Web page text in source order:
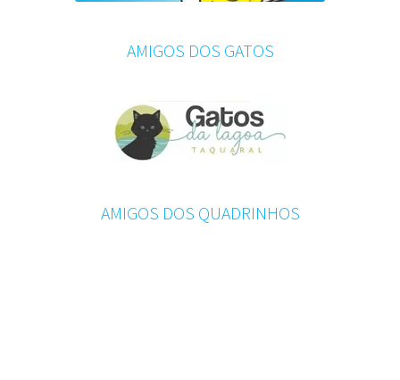
AMIGOS DOS GATOS
AMIGOS DOS QUADRINHOS